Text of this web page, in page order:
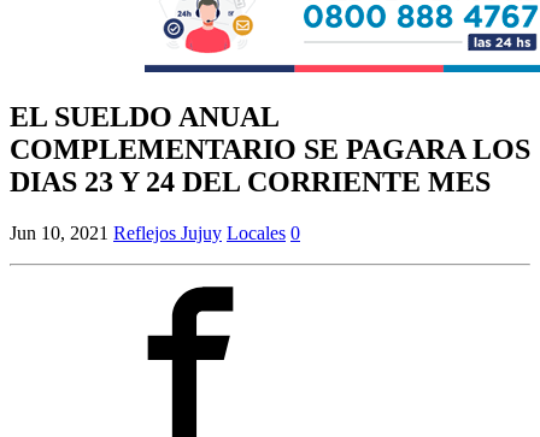
EL SUELDO ANUAL
COMPLEMENTARIO SE PAGARA LOS
DIAS 23 Y 24 DEL CORRIENTE MES
Jun 10, 2021 Reflejos Jujuy Locales 0